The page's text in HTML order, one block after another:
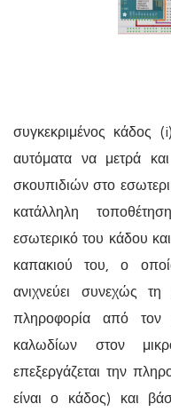
συγκεκριμένος κάδος
αυτόματα να μετρά
σκουπιδιών στο
κατάλληλη
εσωτερικό του κάδου
καπακιού του, ο
ανιχνεύει συνεχώς
πληροφορία από τον
καλωδίων στον
επεξεργάζεται την
είναι ο κάδος) και